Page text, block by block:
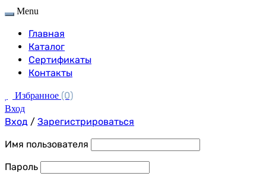
Menu
Главная
Каталог
Сертификаты
Контакты
Избранное (0)
Вход
Вход / Зарегистрироваться
Имя пользователя
Пароль